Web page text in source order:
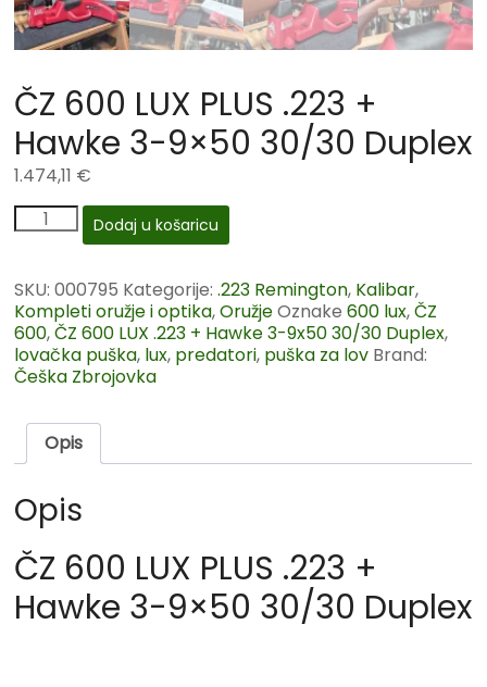
ČZ 600 LUX PLUS .223 +
Hawke 3-9×50 30/30 Duplex
1.474,11 €
Dodaj u košaricu
SKU:000795 Kategorije:.223 Remington, Kalibar,
Kompleti oružje i optika,OružjeOznake600 lux,ČZ
600,ČZ 600 LUX .223 + Hawke 3-9x50 30/30 Duplex,
lovačka puška, lux, predatori, puška za lov Brand:
Češka Zbrojovka
Opis
Opis
ČZ 600 LUX PLUS .223 +
Hawke 3-9×50 30/30 Duplex